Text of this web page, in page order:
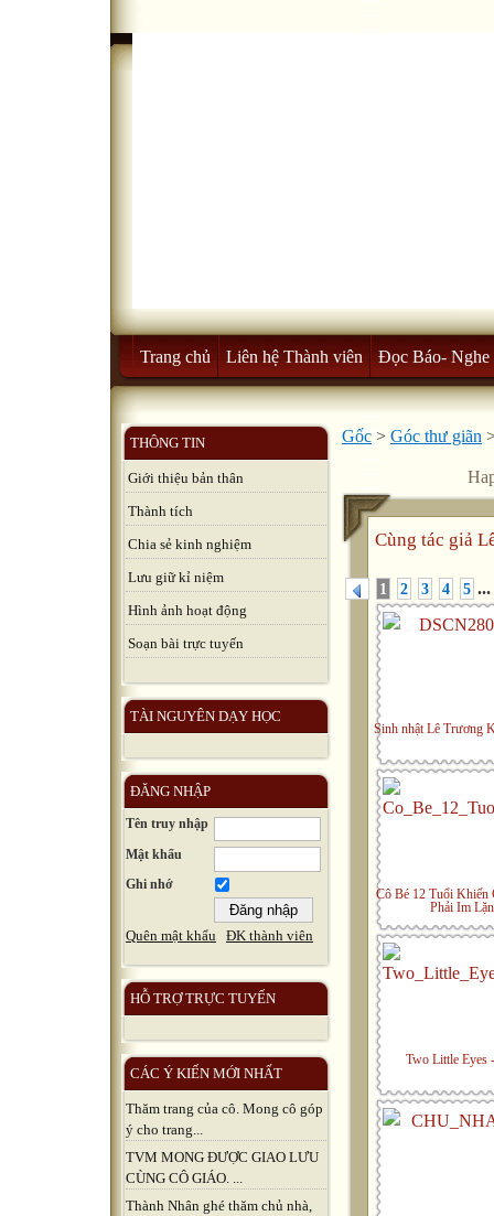
Trang chủ Liên hệ Thành viên Đọc Báo- Nghe
THÔNG TIN
Giới thiệu bản thân
Thành tích
Chia sẻ kinh nghiệm
Lưu giữ kỉ niệm
Hình ảnh hoạt động
Soạn bài trực tuyến
TÀI NGUYÊN DẠY HỌC
ĐĂNG NHẬP
Tên truy nhập
Mật khẩu
Ghi nhớ
Quên mật khẩu ĐK thành viên
HỖ TRỢ TRỰC TUYẾN
CÁC Ý KIẾN MỚI NHẤT
Thăm trang của cô. Mong cô góp
ý cho trang...
TVM MONG ĐƯỢC GIAO LƯU
CÙNG CÔ GIÁO. ...
Thành Nhân ghé thăm chủ nhà,
Gốc > Góc thư giãn
Cùng tác giả
1 2 3 4 5 ...
Sinh nhật Lê Trương
Cô Bé 12 Tuổi Khiến
Phải Im
Two Little Eyes